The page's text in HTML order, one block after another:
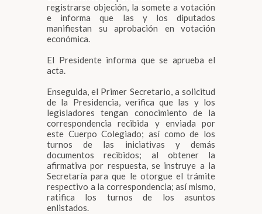
registrarse objeción, la somete a votación
e informa que las y los diputados
manifiestan su aprobación en votación
económica.
El Presidente informa que se aprueba el
acta.
Enseguida, el Primer Secretario, a solicitud
de la Presidencia, verifica que las y los
legisladores tengan conocimiento de la
correspondencia recibida y enviada por
este Cuerpo Colegiado; así como de los
turnos de las iniciativas y demás
documentos recibidos; al obtener la
afirmativa por respuesta, se instruye a la
Secretaría para que le otorgue el trámite
respectivo a la correspondencia; así mismo,
ratifica los turnos de los asuntos
enlistados.